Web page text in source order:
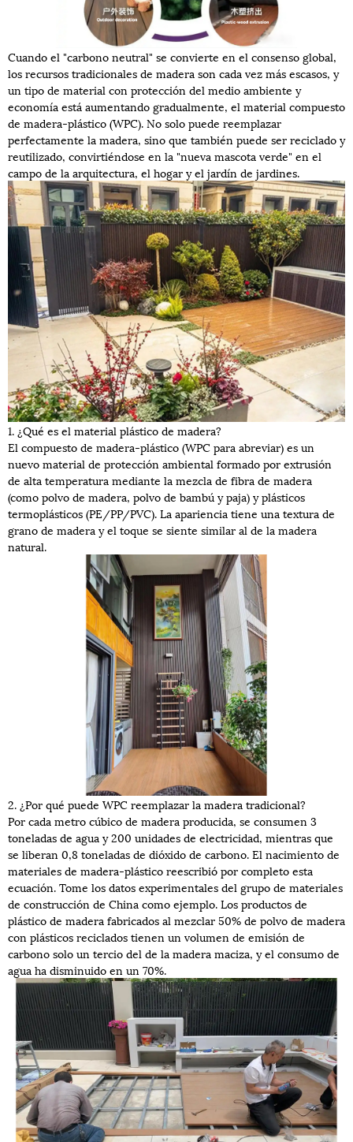
Cuando el "carbono neutral" se convierte en el consenso global,
los recursos tradicionales de madera son cada vez más escasos, y
un tipo de material con protección del medio ambiente y
economía está aumentando gradualmente, el material compuesto
de madera-plástico (WPC). No solo puede reemplazar
perfectamente la madera, sino que también puede ser reciclado y
reutilizado, convirtiéndose en la "nueva mascota verde" en el
campo de la arquitectura, el hogar y el jardín de jardines.
1. ¿Qué es el material plástico de madera?
El compuesto de madera-plástico (WPC para abreviar) es un
nuevo material de protección ambiental formado por extrusión
de alta temperatura mediante la mezcla de fibra de madera
(como polvo de madera, polvo de bambú y paja) y plásticos
termoplásticos (PE/PP/PVC). La apariencia tiene una textura de
grano de madera y el toque se siente similar al de la madera
natural.
2. ¿Por qué puede WPC reemplazar la madera tradicional?
Por cada metro cúbico de madera producida, se consumen 3
toneladas de agua y 200 unidades de electricidad, mientras que
se liberan 0,8 toneladas de dióxido de carbono. El nacimiento de
materiales de madera-plástico reescribió por completo esta
ecuación. Tome los datos experimentales del grupo de materiales
de construcción de China como ejemplo. Los productos de
plástico de madera fabricados al mezclar 50% de polvo de madera
con plásticos reciclados tienen un volumen de emisión de
carbono solo un tercio del de la madera maciza, y el consumo de
agua ha disminuido en un 70%.